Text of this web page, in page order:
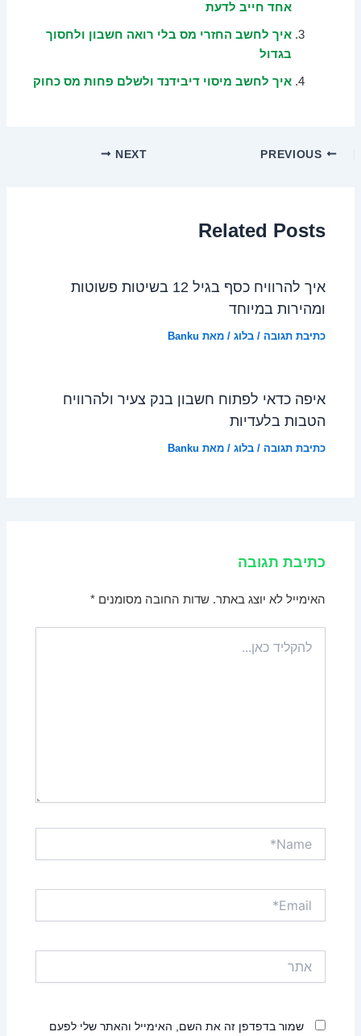
אחד חייב לדעת
איך לחשב החזרי מס בלי רואה חשבון ולחסוך
בגדול
איך לחשב מיסוי דיבידנד ולשלם פחות מס כחוק
NEXT
Related Posts
איך להרוויח כסף בגיל 12 בשיטות פשוטות
ומהירות במיוחד
כתיבת תגובה /בלוג / מאת Banku
איפה כדאי לפתוח חשבון בנק צעיר ולהרוויח
הטבות בלעדיות
כתיבת תגובה /בלוג / מאת Banku
כתיבת תגובה
האימייל לא יוצג באתר. שדות החובה מסומנים*
כאן...
שמור בדפדפן זה את השם, האימייל והאתר שלי לפעם